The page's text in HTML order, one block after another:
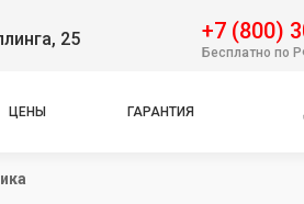
25 +7 (800)
Бесплатно по
ЦЕНЫ ГАРАНТИЯ